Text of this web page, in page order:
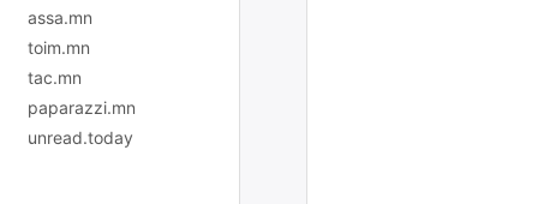
assa.mn
toim.mn
tac.mn
paparazzi.mn
unread.today